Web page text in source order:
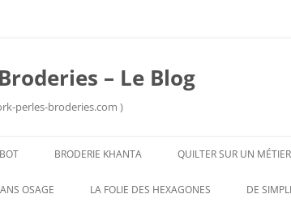
– Le Blog
perles-broderies.com )
au
contenu
BRODERIE KHANTA QUILTER SUR UN MÉTIER
OSAGE LA FOLIE DES HEXAGONES DE